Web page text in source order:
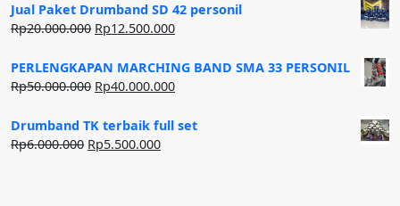
Jual Paket Drumband SD 42 personil
Rp20.000.000 Harga
adalah:
Rp20.000.000.
Rp12.500.000Harga
ini
adalah:
PERLENGKAPAN MARCHING BAND SMA 33 PERSONIL
Rp50.000.000 Harga
adalah:
Rp50.000.000.
Rp40.000.000Harga
ini
Drumband TK terbaik full set
Rp6.000.000 Harga
Rp5.500.000Harga